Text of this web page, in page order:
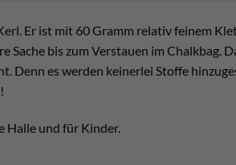
Er ist mit 60 Gramm relativ feinem
Sache bis zum Verstauen im Chalkbag.
Denn es werden keinerlei Stoffe
Halle und für Kinder.